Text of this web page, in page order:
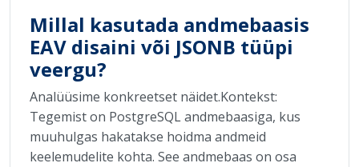
Millal kasutada andmebaasis
EAV disaini või JSONB tüüpi
veergu?
Analüüsime konkreetset näidet.Kontekst:
Tegemist on PostgreSQL andmebaasiga, kus
muuhulgas hakatakse hoidma andmeid
keelemudelite kohta. See andmebaas on osa